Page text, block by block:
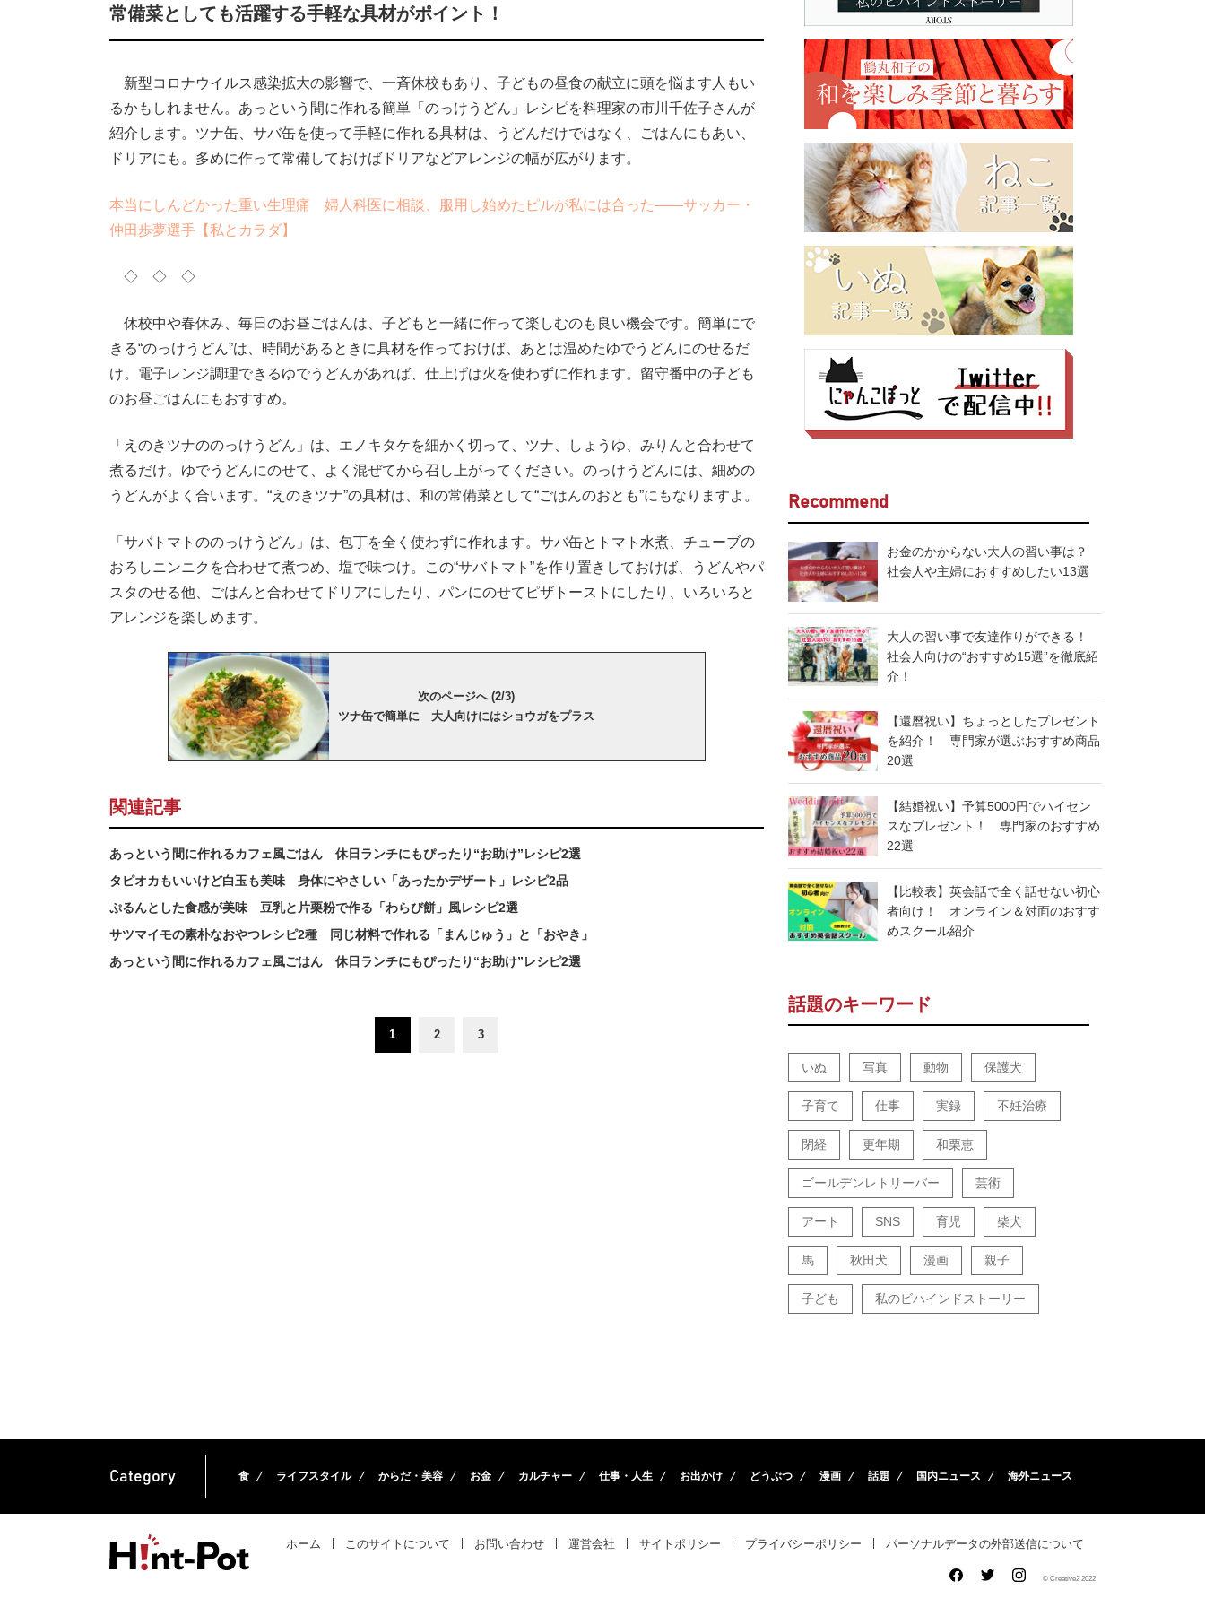
常備菜としても活躍する手軽な具材がポイント！
新型コロナウイルス感染拡大の影響で、一斉休校もあり、子どもの昼食の献立に頭を悩ます人もい
るかもしれません。あっという間に作れる簡単「のっけうどん」レシピを料理家の市川千佐子さんが
紹介します。ツナ缶、サバ缶を使って手軽に作れる具材は、うどんだけではなく、ごはんにもあい、
ドリアにも。多めに作って常備しておけばドリアなどアレンジの幅が広がります。
本当にしんどかった重い生理痛 婦人科医に相談、服用し始めたピルが私には合った――サッカー・
仲田歩夢選手【私とカラダ】
◇ ◇ ◇
休校中や春休み、毎日のお昼ごはんは、子どもと一緒に作って楽しむのも良い機会です。簡単にで
きる“のっけうどん”は、時間があるときに具材を作っておけば、あとは温めたゆでうどんにのせるだ
け。電子レンジ調理できるゆでうどんがあれば、仕上げは火を使わずに作れます。留守番中の子ども
のお昼ごはんにもおすすめ。
「えのきツナののっけうどん」は、エノキタケを細かく切って、ツナ、しょうゆ、みりんと合わせて
煮るだけ。ゆでうどんにのせて、よく混ぜてから召し上がってください。のっけうどんには、細めの
うどんがよく合います。“えのきツナ”の具材は、和の常備菜として“ごはんのおとも”にもなりますよ。
「サバトマトののっけうどん」は、包丁を全く使わずに作れます。サバ缶とトマト水煮、チューブの
おろしニンニクを合わせて煮つめ、塩で味つけ。この“サバトマト”を作り置きしておけば、うどんやパ
スタのせる他、ごはんと合わせてドリアにしたり、パンにのせてピザトーストにしたり、いろいろと
アレンジを楽しめます。
次のページへ (2/3)
ツナ缶で簡単に 大人向けにはショウガをプラス
関連記事
あっという間に作れるカフェ風ごはん 休日ランチにもぴったり“お助け”レシピ2選
タピオカもいいけど白玉も美味 身体にやさしい「あったかデザート」レシピ2品
ぷるんとした食感が美味 豆乳と片栗粉で作る「わらび餅」風レシピ2選
サツマイモの素朴なおやつレシピ2種 同じ材料で作れる「まんじゅう」と「おやき」
あっという間に作れるカフェ風ごはん 休日ランチにもぴったり“お助け”レシピ2選
1 2 3
Recommend
お金のかからない大人の習い事は？
社会人や主婦におすすめしたい13選
大人の習い事で友達作りができる！
社会人向けの“おすすめ15選”を徹底紹
介！
【還暦祝い】ちょっとしたプレゼント
を紹介！ 専門家が選ぶおすすめ商品
20選
【結婚祝い】予算5000円でハイセン
スなプレゼント！ 専門家のおすすめ
22選
【比較表】英会話で全く話せない初心
者向け！ オンライン＆対面のおすす
めスクール紹介
話題のキーワード
いぬ 写真 動物 保護犬
子育て 仕事 実録 不妊治療
閉経 更年期 和栗恵
ゴールデンレトリーバー 芸術
アート SNS 育児 柴犬
馬 秋田犬 漫画 親子
子ども 私のビハインドストーリー
Category 食 ライフスタイル からだ・美容 お金 カルチャー 仕事・人生 お出かけ どうぶつ 漫画 話題 国内ニュース 海外ニュース
ホーム このサイトについて お問い合わせ 運営会社 サイトポリシー プライバシーポリシー パーソナルデータの外部送信について
© Creative2 2022